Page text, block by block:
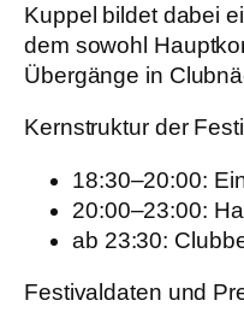
Kuppel bildet dabei
dem sowohl
Übergänge in
Kernstruktur der
18:30–20:00:
20:00–23:00:
ab 23:30:
Festivaldaten und